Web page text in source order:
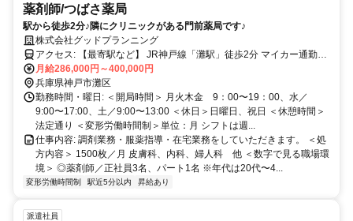
薬剤師/つばさ薬局
駅から徒歩2分♪隣にクリニックがある門前薬局です♪
株式会社グッドプランニング
アクセス: 【最寄駅など】 JR神戸線「灘駅」徒歩2分 マイカー通勤要
相談
月給286,000円～400,000円
兵庫県神戸市灘区
勤務時間・曜日: ＜開局時間＞ 月火木金 9：00〜19：00、水／
9:00〜17:00、土／9:00〜13:00 ＜休日＞日曜日、祝日 ＜休憩時間＞
法定通り ＜変形労働時間制＞単位：月 シフトは週...
仕事内容: 調剤業務・服薬指導・在宅業務をしていただきます。 ＜処
方内容＞ 1500枚／月 皮膚科、内科、婦人科 他 ＜数字で見る職場環
境＞ ◎薬剤師／正社員3名、パート1名 ※年代は20代〜4...
変形労働時間制 駅近5分以内 昇給あり
派遣社員